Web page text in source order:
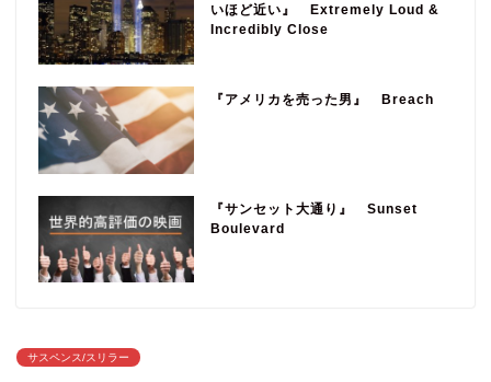
いほど近い』 Extremely Loud &
Incredibly Close
『アメリカを売った男』 Breach
『サンセット大通り』 Sunset
Boulevard
サスペンス/スリラー